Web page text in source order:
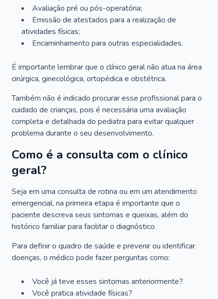
Avaliação pré ou pós-operatória;
Emissão de atestados para a realização de
atividades físicas;
Encaminhamento para outras especialidades.
É importante lembrar que o clínico geral não atua na área
cirúrgica, ginecológica, ortopédica e obstétrica.
Também não é indicado procurar esse profissional para o
cuidado de crianças, pois é necessária uma avaliação
completa e detalhada do pediatra para evitar qualquer
problema durante o seu desenvolvimento.
Como é a consulta com o clínico
geral?
Seja em uma consulta de rotina ou em um atendimento
emergencial, na primeira etapa é importante que o
paciente descreva seus sintomas e queixas, além do
histórico familiar para facilitar o diagnóstico.
Para definir o quadro de saúde e prevenir ou identificar
doenças, o médico pode fazer perguntas como:
Você já teve esses sintomas anteriormente?
Você pratica atividade físicas?